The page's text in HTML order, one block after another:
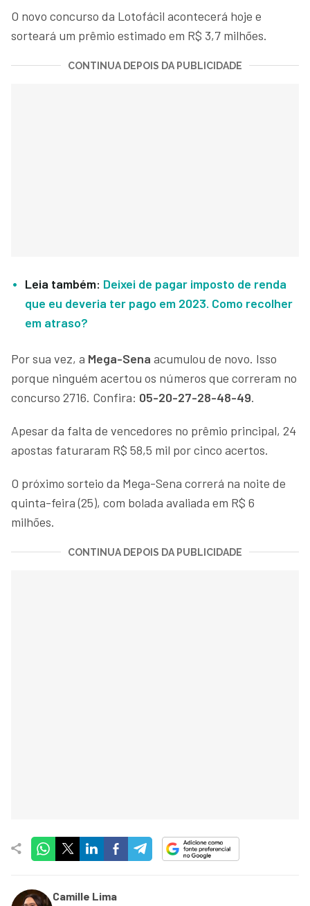
O novo concurso da Lotofácil acontecerá hoje e
sorteará um prêmio estimado em R$ 3,7 milhões.
CONTINUA DEPOIS DA PUBLICIDADE
Leia também: Deixei de pagar imposto de renda
que eu deveria ter pago em 2023. Como recolher
em atraso?
Por sua vez, a Mega-Sena acumulou de novo. Isso
porque ninguém acertou os números que correram no
concurso 2716. Confira: 05-20-27-28-48-49.
Apesar da falta de vencedores no prêmio principal, 24
apostas faturaram R$ 58,5 mil por cinco acertos.
O próximo sorteio da Mega-Sena correrá na noite de
quinta-feira (25), com bolada avaliada em R$ 6
milhões.
CONTINUA DEPOIS DA PUBLICIDADE
Camille Lima